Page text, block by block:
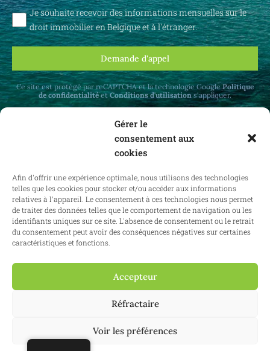
Gérer le
consentement aux
cookies
Afin d'offrir une expérience optimale, nous utilisons des technologies
telles que les cookies pour stocker et/ou accéder aux informations
relatives à l'appareil. Le consentement à ces technologies nous permet
de traiter des données telles que le comportement de navigation ou les
identifiants uniques sur ce site. L'absence de consentement ou le retrait
du consentement peut avoir des conséquences négatives sur certaines
caractéristiques et fonctions.
Accepteur
Réfractaire
Voir les préférences
Je souhaite recevoir des informations mensuelles sur le
droit immobilier en Belgique et à l'étranger.
Demande d'appel
Ce site est protégé par reCAPTCHA et la technologie GooglePolitique
de confidentialitéetConditions d'utilisation s'appliquer.
Recevez des mises à jour mensuelles sur le
droit immobilier en Belgique et à l'étranger.
2025 Confianz - Tous droits réservés.Conditions générales d'utilisation
0713.777.468 & 0804.310.043